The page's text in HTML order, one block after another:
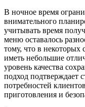
В ночное время
внимательного
учитывать время
меню оставалось
тому, что в некоторых
иметь небольшие
уровень качества
подход подтверждает
потребностей
приготовления и